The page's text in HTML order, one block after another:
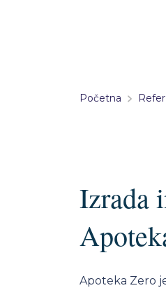
Početna
Izrada
Apoteka Zero